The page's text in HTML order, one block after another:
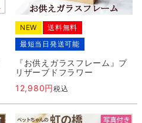
NEW
送料無料
最短当日発送可能
『お供えガラスフレーム』プ
リザーブドフラワー
12,980
税込